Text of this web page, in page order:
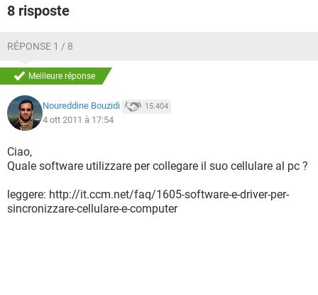
8 risposte
RÉPONSE 1 / 8
Meilleure réponse
Noureddine Bouzidi 15.404
4 ott 2011 à 17:54
Ciao,
Quale software utilizzare per collegare il suo cellulare al pc ?
leggere: http://it.ccm.net/faq/1605-software-e-driver-per-
sincronizzare-cellulare-e-computer